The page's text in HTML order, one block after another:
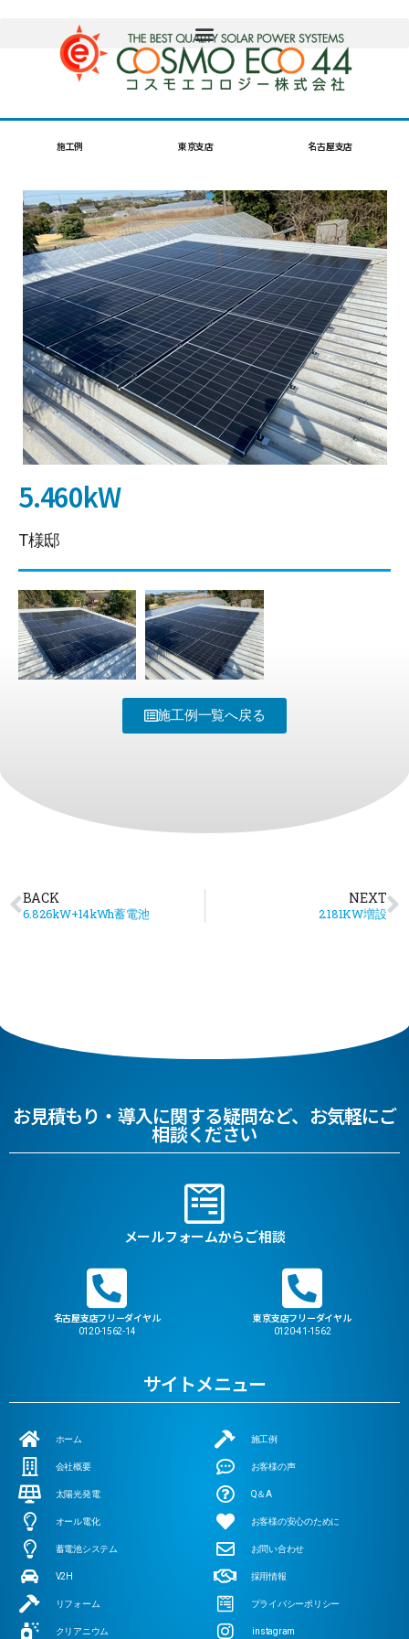
施工例 東京支店 名古屋支店
5.460kW
T様邸
施工例一覧へ戻る
BACK
6.826kW+14kWh蓄電池
NEXT
2.181KW増設
お見積もり・導入に関する疑問など、お気軽にご
相談ください
メールフォームからご相談
名古屋支店フリーダイヤル
0120-1562-14
東京支店フリーダイヤル
0120-41-1562
サイトメニュー
ホーム
会社概要
太陽光発電
オール電化
蓄電池システム
V2H
リフォーム
クリアニウム
施工例
お客様の声
Q＆A
お客様の安心のために
お問い合わせ
採用情報
プライバシーポリシー
instagram